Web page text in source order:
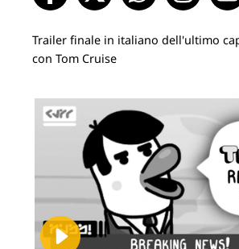
Trailer finale in italiano dell'ultimo
con Tom Cruise